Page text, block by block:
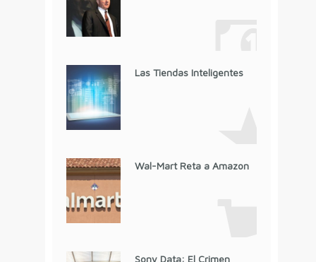
Las Tiendas Inteligentes
Wal-Mart Reta a Amazon
Sony Data: El Crimen